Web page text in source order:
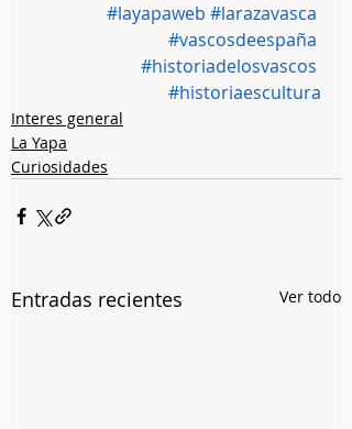
#layapaweb #larazavasca
#vascosdeespaña
#historiadelosvascos
#historiaescultura
Interes general
La Yapa
Curiosidades
Entradas recientes Ver todo